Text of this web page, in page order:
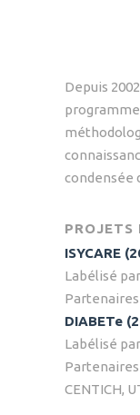
Depuis
condensée
PROJETS
ISYCARE
Labélisé
Partenaires
DIABETe
Labélisé
Partenaires
CENTICH,